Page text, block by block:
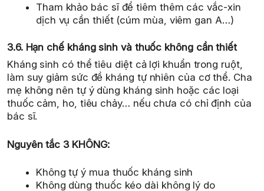
Tham khảo bác sĩ để tiêm thêm các vắc-xin
dịch vụ cần thiết (cúm mùa, viêm gan A…)
3.6. Hạn chế kháng sinh và thuốc không cần thiết
Kháng sinh có thể tiêu diệt cả lợi khuẩn trong ruột,
làm suy giảm sức đề kháng tự nhiên của cơ thể. Cha
mẹ không nên tự ý dùng kháng sinh hoặc các loại
thuốc cảm, ho, tiêu chảy… nếu chưa có chỉ định của
bác sĩ.
Nguyên tắc 3 KHÔNG:
Không tự ý mua thuốc kháng sinh
Không dùng thuốc kéo dài không lý do